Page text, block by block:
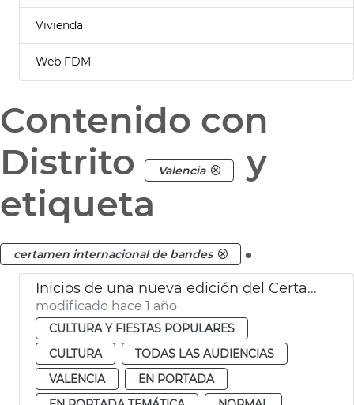
Vivienda
Web FDM
Contenido con
Distrito
Valencia
y
etiqueta
certamen internacional de bandes .
Inicios de una nueva edición del Certamen Internacional de Bandas de Música de València
modificado hace 1 año
CULTURA Y FIESTAS POPULARES
CULTURA
TODAS LAS AUDIENCIAS
VALENCIA
EN PORTADA